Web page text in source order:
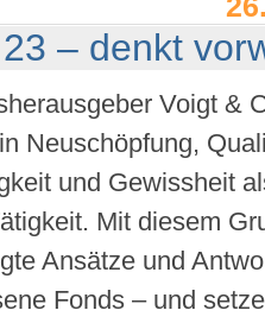
– denkt
Voigt &
Neuschöpfung,
und Gewissheit
Mit diesem
Ansätze und
Fonds – und